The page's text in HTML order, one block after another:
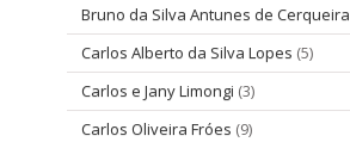
Bruno da Silva Antunes de Cerqueira
Carlos Alberto da Silva Lopes (5)
Carlos e Jany Limongi (3)
Carlos Oliveira Fróes (9)